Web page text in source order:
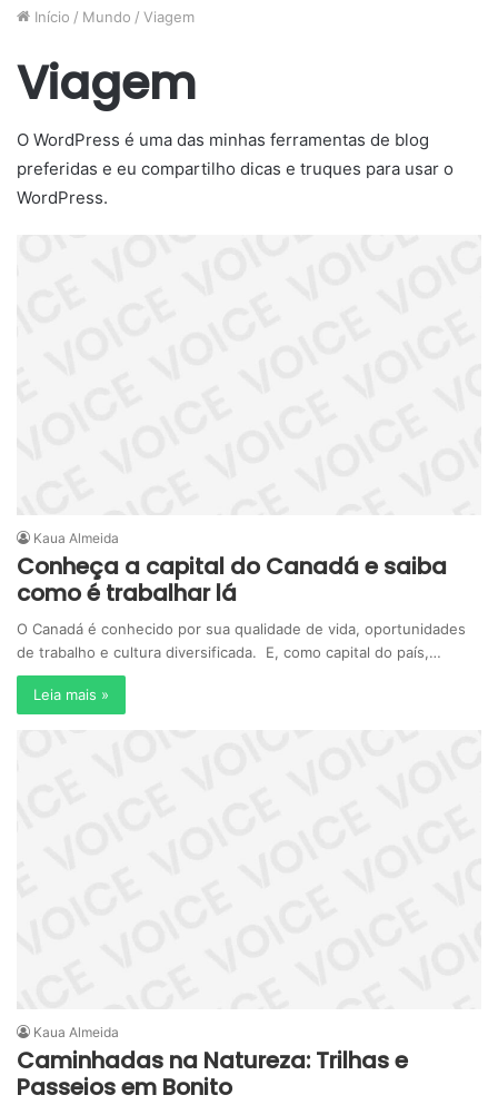
Irlanda e seus custos
Início / Mundo / Viagem
Viagem
O WordPress é uma das minhas ferramentas de blog
preferidas e eu compartilho dicas e truques para usar o
WordPress.
Kaua Almeida
Conheça a capital do Canadá e saiba
como é trabalhar lá
O Canadá é conhecido por sua qualidade de vida, oportunidades
de trabalho e cultura diversificada. E, como capital do país,…
Leia mais »
Kaua Almeida
Caminhadas na Natureza: Trilhas e
Passeios em Bonito